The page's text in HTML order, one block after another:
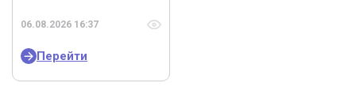
06.08.2026 16:37
Перейти